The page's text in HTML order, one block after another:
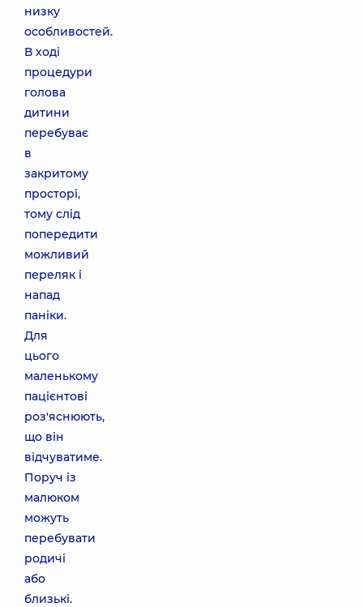
низку
особливостей.
В ході
процедури
голова
дитини
перебуває
в
закритому
просторі,
тому слід
попередити
можливий
переляк і
напад
паніки.
Для
цього
маленькому
пацієнтові
роз'яснюють,
що він
відчуватиме.
Поруч із
малюком
можуть
перебувати
родичі
або
близькі.